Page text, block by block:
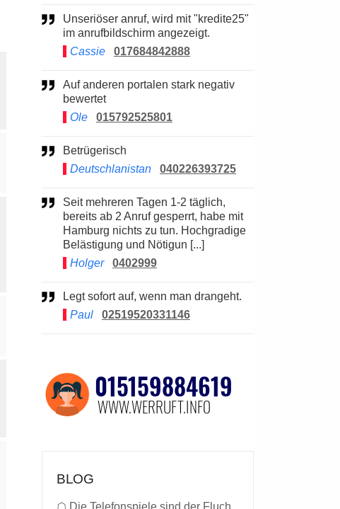
Unseriöser anruf, wird mit "kredite25"
im anrufbildschirm angezeigt.
Cassie
017684842888
Auf anderen portalen stark negativ
bewertet
Ole
015792525801
Betrügerisch
Deutschlanistan
040226393725
Seit mehreren Tagen 1-2 täglich,
bereits ab 2 Anruf gesperrt, habe mit
Hamburg nichts zu tun. Hochgradige
Belästigung und Nötigun [...]
Holger
0402999
Legt sofort auf, wenn man drangeht.
Paul
02519520331146
BLOG
☖ Die Telefonspiele sind der Fluch